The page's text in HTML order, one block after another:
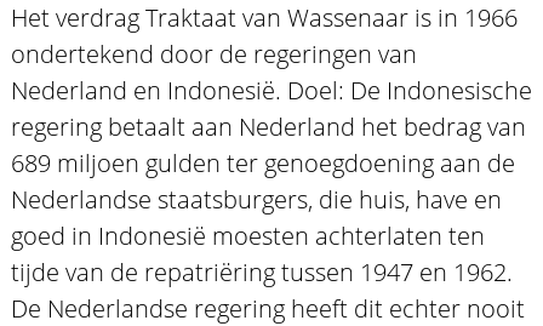
Het verdrag Traktaat van Wassenaar is in 1966
ondertekend door de regeringen van
Nederland en Indonesië. Doel: De Indonesische
regering betaalt aan Nederland het bedrag van
689 miljoen gulden ter genoegdoening aan de
Nederlandse staatsburgers, die huis, have en
goed in Indonesië moesten achterlaten ten
tijde van de repatriëring tussen 1947 en 1962.
De Nederlandse regering heeft dit echter nooit